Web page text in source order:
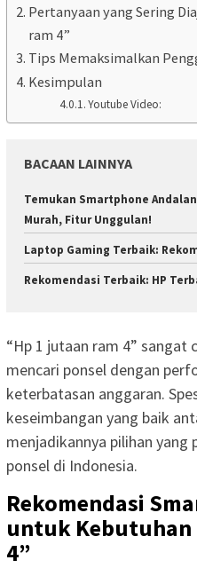
Pertanyaan yang Sering
ram 4”
Tips Memaksimalkan
Kesimpulan
Youtube Video:
BACAAN LAINNYA
Temukan Smartphone
Murah, Fitur Unggulan!
Laptop Gaming Terbaik:
Rekomendasi Terbaik: HP
“Hp 1 jutaan ram 4” sangat
mencari ponsel dengan
keterbatasan anggaran.
keseimbangan yang baik
menjadikannya pilihan yang
ponsel di Indonesia.
Rekomendasi
untuk Kebutuhan
4”